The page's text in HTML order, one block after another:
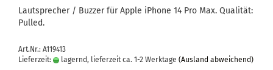
Laut­spre­cher / Buz­zer für Apple iPho­ne 14 Pro Max. Qua­li­tät:
Pul­led.
Art.Nr.: A119413
Lieferzeit:
lagernd, lieferzeit ca. 1-2 Werktage (Ausland abweichend)